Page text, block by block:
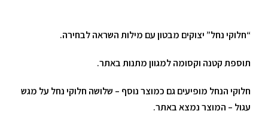
“חלוקי נחל” יצוקים מבטון עם מילות השראה לבחירה.
תוספת קטנה וקסומה למגוון מתנות באתר.
חלוקי הנחל מופיעים גם כמוצר נוסף – שלושה חלוקי נחל על מגש
עגול – המוצר נמצא באתר.